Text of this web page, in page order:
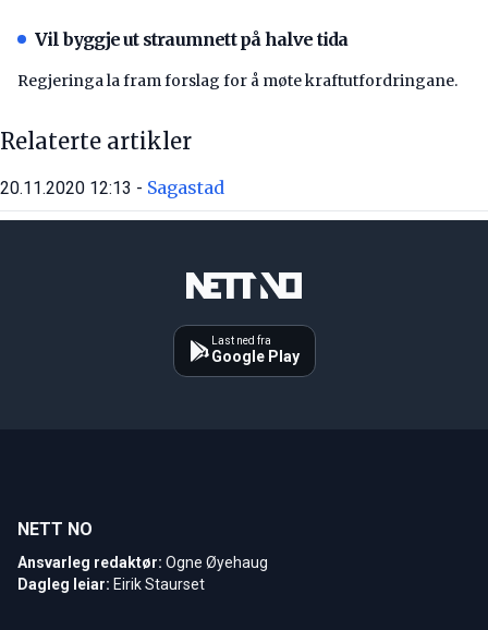
Vil byggje ut straumnett på halve tida
Regjeringa la fram forslag for å møte kraftutfordringane.
Relaterte artikler
20.11.2020 12:13 - Sagastad
Last ned fra
Google Play
NETT NO
Ansvarleg redaktør: Ogne Øyehaug
Dagleg leiar: Eirik Staurset